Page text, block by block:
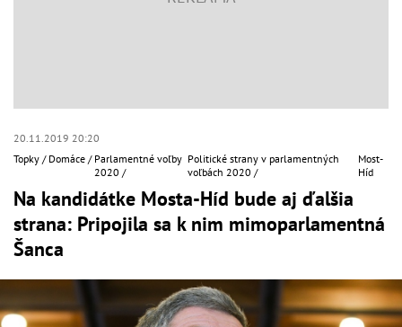
20.11.2019 20:20
Topky
Domáce
Parlamentné voľby
2020
Politické strany v parlamentných
voľbách 2020
Most-
Híd
Na kandidátke Mosta-Híd bude aj ďalšia
strana: Pripojila sa k nim mimoparlamentná
Šanca